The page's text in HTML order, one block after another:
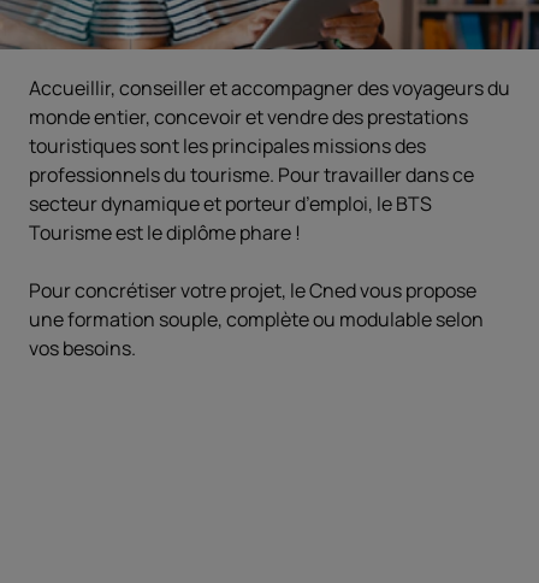
Accueillir, conseiller et accompagner des voyageurs du
monde entier, concevoir et vendre des prestations
touristiques sont les principales missions des
professionnels du tourisme. Pour travailler dans ce
secteur dynamique et porteur d’emploi, le BTS
Tourisme est le diplôme phare !
Pour concrétiser votre projet, le Cned vous propose
une formation souple, complète ou modulable selon
vos besoins.